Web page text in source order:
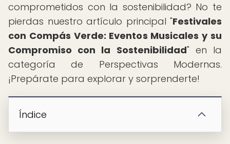
comprometidos con la sostenibilidad? No te
pierdas nuestro artículo principal "Festivales
con Compás Verde: Eventos Musicales y su
Compromiso con la Sostenibilidad" en la
categoría de Perspectivas Modernas.
¡Prepárate para explorar y sorprenderte!
Índice